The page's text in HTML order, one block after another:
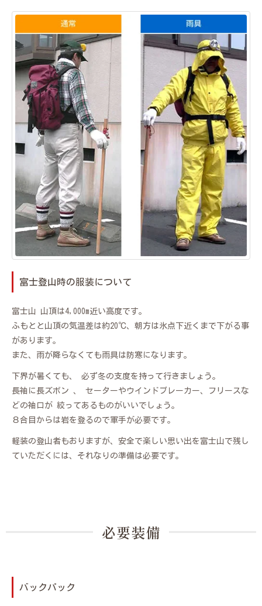
富士登山時の服装について
富士山 山頂は4,000m近い高度です。
ふもとと山頂の気温差は約20℃、朝方は氷点下近くまで下がる事
があります。
また、雨が降らなくても雨具は防寒になります。
下界が暑くても、 必ず冬の支度を持って行きましょう。
長袖に長ズボン 、 セーターやウインドブレーカー、フリースな
どの袖口が 絞ってあるものがいいでしょう。
８合目からは岩を登るので軍手が必要です。
軽装の登山者もおりますが、安全で楽しい思い出を富士山で残し
ていただくには、それなりの準備は必要です。
必要装備
バックパック